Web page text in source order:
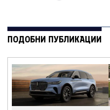
ПОДОБНИ ПУБЛИКАЦИИ